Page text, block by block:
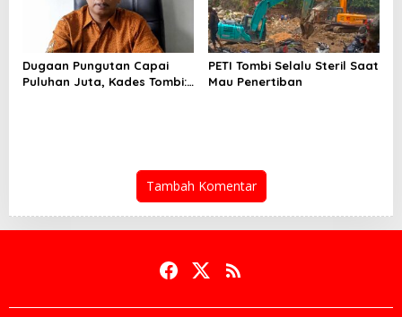
Dugaan Pungutan Capai
Puluhan Juta, Kades Tombi:
PETI Tombi Selalu Steril Saat
Mau Penertiban
Tambah Komentar